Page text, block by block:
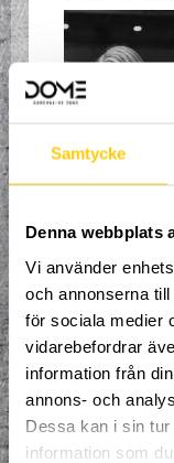
Samtycke
Denna webbplats
Vi använder
och annonserna
för sociala medier
vidarebefordrar
information från
annons- och
Dessa kan i sin
information som
alla sporter i
Våra
att du
du brinner
kamratskap
Alla mellan